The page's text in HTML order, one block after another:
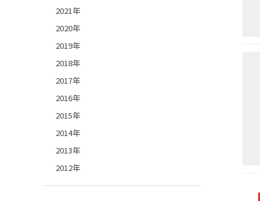
2021年
2020年
2019年
2018年
2017年
2016年
2015年
2014年
2013年
2012年